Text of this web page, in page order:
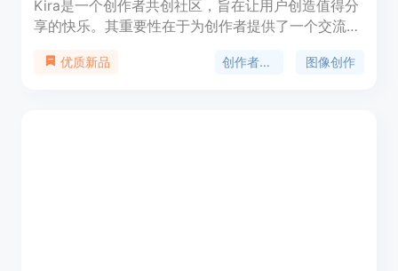
Kira是一个创作者共创社区，旨在让用户创造值得分
享的快乐。其重要性在于为创作者提供了一个交流和
供用户选择，还可通过邀请他人获得积分。产品背景
优质新品 创作者社区 图像创作